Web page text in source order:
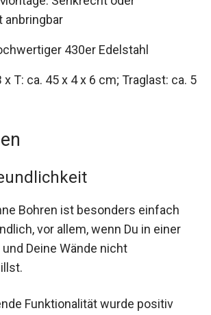
anbringbar
430er Edelstahl
x T: ca. 45 x 4 x 6 cm; Traglast: ca. 5
Bohren ist besonders einfach
vor allem, wenn Du in einer
Deine Wände nicht
Funktionalität wurde positiv